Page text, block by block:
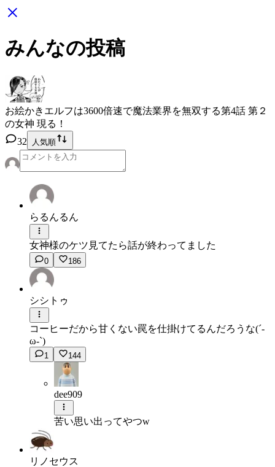
みんなの投稿
お絵かきエルフは3600倍速で魔法業界を無双する第4話 第２
の女神 現る！
32
人気順
らるんるん
女神様のケツ見てたら話が終わってました
0 186
シシトゥ
コーヒーだから甘くない罠を仕掛けてるんだろうな(´-
ω-`)
1 144
dee909
苦い思い出ってやつw
リノセウス